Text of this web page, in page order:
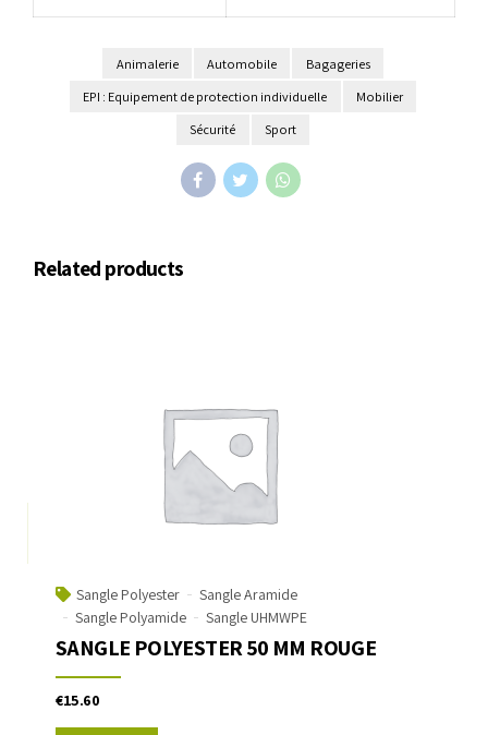
Animalerie Automobile
Bagageries
EPI : Equipement de protection individuelle
Mobilier
Sécurité
Sport
Related products
Sangle Polyester
Sangle Aramide
Sangle Polyamide
Sangle UHMWPE
SANGLE POLYESTER 50 MM ROUGE
€15.60